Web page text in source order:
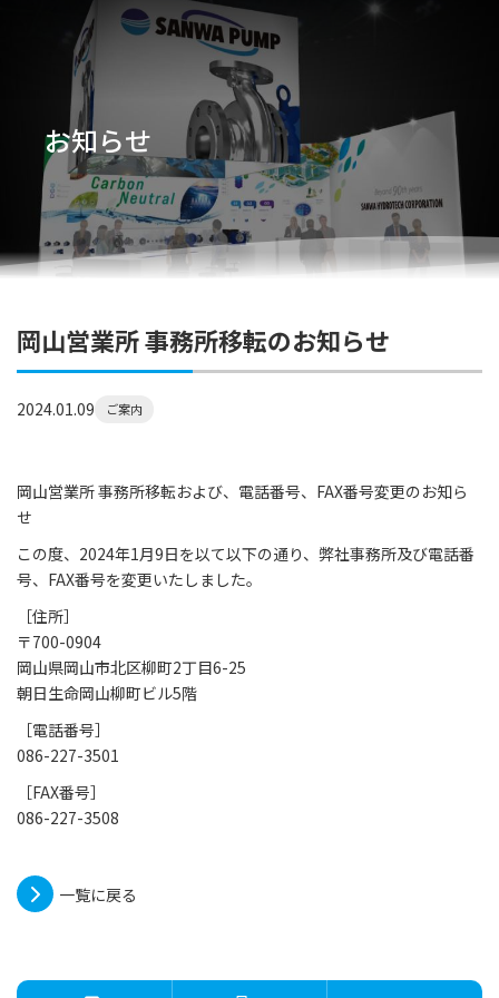
お知らせ
岡山営業所 事務所移転のお知らせ
2024.01.09 ご案内
岡山営業所 事務所移転および、電話番号、FAX番号変更のお知ら
せ
この度、2024年1月9日を以て以下の通り、弊社事務所及び電話番
号、FAX番号を変更いたしました。
［住所］
〒700-0904
岡山県岡山市北区柳町2丁目6-25
朝日生命岡山柳町ビル5階
［電話番号］
086-227-3501
［FAX番号］
086-227-3508
一覧に戻る